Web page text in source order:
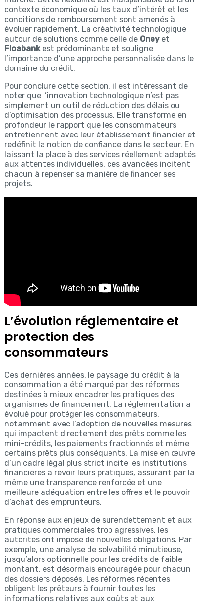
contexte économique où les taux d’intérêt et les
conditions de remboursement sont amenés à
évoluer rapidement. La créativité technologique
autour de solutions comme celle de Oneyet
Floabankest prédominante et souligne
l’importance d’une approche personnalisée dans le
domaine du crédit.
Pour conclure cette section, il est intéressant de
noter que l’innovation technologique n’est pas
simplement un outil de réduction des délais ou
d’optimisation des processus. Elle transforme en
profondeur le rapport que les consommateurs
entretiennent avec leur établissement financier et
redéfinit la notion de confiance dans le secteur. En
laissant la place à des services réellement adaptés
aux attentes individuelles, ces avancées incitent
chacun à repenser sa manière de financer ses
projets.
L’évolution réglementaire et
protection des
consommateurs
Ces dernières années, le paysage du crédit à la
consommation a été marqué par des réformes
destinées à mieux encadrer les pratiques des
organismes de financement. La réglementation a
évolué pour protéger les consommateurs,
notamment avec l’adoption de nouvelles mesures
qui impactent directement des prêts comme les
mini-crédits, les paiements fractionnés et même
certains prêts plus conséquents. La mise en œuvre
d’un cadre légal plus strict incite les institutions
financières à revoir leurs pratiques, assurant par la
même une transparence renforcée et une
meilleure adéquation entre les offres et le pouvoir
d’achat des emprunteurs.
En réponse aux enjeux de surendettement et aux
pratiques commerciales trop agressives, les
autorités ont imposé de nouvelles obligations. Par
exemple, une analyse de solvabilité minutieuse,
jusqu’alors optionnelle pour les crédits de faible
montant, est désormais encouragée pour chacun
des dossiers déposés. Les réformes récentes
obligent les prêteurs à fournir toutes les
informations relatives aux coûts et aux